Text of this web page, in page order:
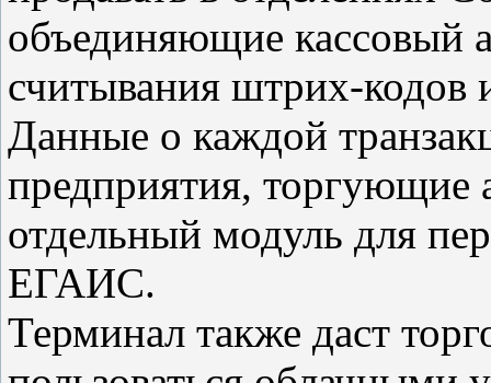
объединяющие кассовый
считывания штрих-кодов
Данные о каждой
предприятия, торгующие
отдельный модуль для
ЕГАИС.
Терминал также даст